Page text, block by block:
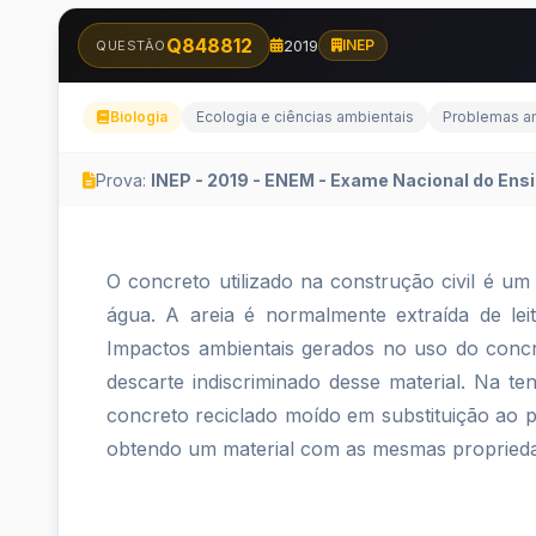
QUESTÃO Q848812 2019 INEP
Biologia Ecologia e ciências ambientais Problemas
Prova: INEP - 2019 - ENEM - Exame Nacional do
O
concreto
utilizado
na
O concreto utilizado na construção civil é
água. A areia é normalmente extraída de
Impactos ambientais gerados no uso do
descarte indiscriminado desse material. Na
concreto reciclado moído em substituição
obtendo um material com as mesmas